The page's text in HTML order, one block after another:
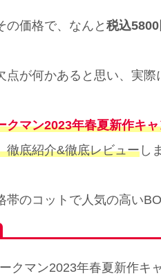
の価格で、なんと 税込
点が何かあると思い、実
クマン2023年春夏新作キ
徹底紹介&徹底レビュー し
帯のコットで人気の高い
クマン2023年春夏新作キ